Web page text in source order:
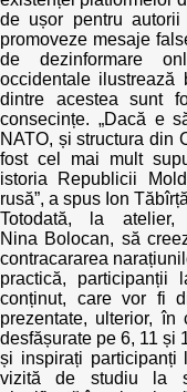
de ușor pentru autorii
promoveze mesaje
de dezinformare
occidentale ilustrează
dintre acestea sunt
consecințe. „Dacă e
NATO, și structura din
fost cel mai mult
istoria Republicii
rusă”, a spus Ion
Totodată, la
Nina Bolocan, să
contracararea
practică,
conținut, care vor fi
prezentate, ulterior,
desfășurate pe 6, 11 și
și inspirați participanți
vizită de studiu la